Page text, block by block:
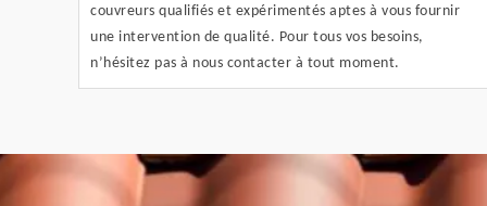
couvreurs qualifiés et expérimentés aptes à vous fournir
une intervention de qualité. Pour tous vos besoins,
n’hésitez pas à nous contacter à tout moment.